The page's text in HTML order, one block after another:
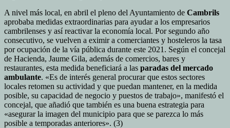
A nivel más local, en abril el pleno del Ayuntamiento de Cambrils
aprobaba medidas extraordinarias para ayudar a los empresarios
cambrilenses y así reactivar la economía local. Por segundo año
consecutivo, se vuelven a eximir a comerciantes y hosteleros la tasa
por ocupación de la vía pública durante este 2021. Según el concejal
de Hacienda, Jaume Gila, además de comercios, bares y
restaurantes, esta medida beneficiará a las paradas del mercado
ambulante. «Es de interés general procurar que estos sectores
locales retomen su actividad y que puedan mantener, en la medida
posible, su capacidad de negocio y puestos de trabajo», manifestó el
concejal, que añadió que también es una buena estrategia para
«asegurar la imagen del municipio para que se parezca lo más
posible a temporadas anteriores». (3)